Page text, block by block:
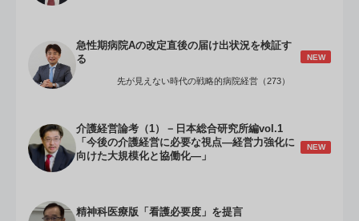
急性期病院Aの改定直後の届け出状況を検証す
る
NEW
先が見えない時代の戦略的病院経営（273）
介護経営論考（1）－日本総合研究所編vol.1
「今後の介護経営に必要な視点―経営力強化に
向けた大規模化と協働化―」
NEW
精神科医療版「看護必要度」を提言